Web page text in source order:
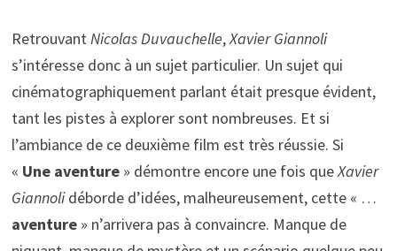
RetrouvantNicolas Duvauchelle,Xavier Giannoli
s’intéresse donc à un sujet particulier. Un sujet qui
cinématographiquement parlant était presque évident,
tant les pistes à explorer sont nombreuses. Et si
l’ambiance de ce deuxième film est très réussie. Si
« Une aventure» démontre encore une fois queXavier
Giannolidéborde d’idées, malheureusement, cette « …
aventure» n’arrivera pas à convaincre. Manque de